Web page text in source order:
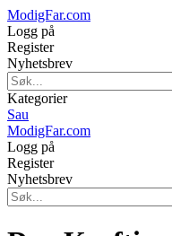
ModigFar.com
Logg på
Register
Nyhetsbrev
Kategorier
Sau
ModigFar.com
Logg på
Register
Nyhetsbrev